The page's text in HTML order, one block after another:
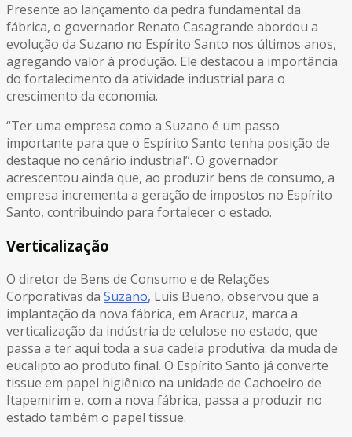
Presente ao lançamento da pedra fundamental da
fábrica, o governador Renato Casagrande abordou a
evolução da Suzano no Espírito Santo nos últimos anos,
agregando valor à produção. Ele destacou a importância
do fortalecimento da atividade industrial para o
crescimento da economia.
“Ter uma empresa como a Suzano é um passo
importante para que o Espírito Santo tenha posição de
destaque no cenário industrial”. O governador
acrescentou ainda que, ao produzir bens de consumo, a
empresa incrementa a geração de impostos no Espírito
Santo, contribuindo para fortalecer o estado.
Verticalização
O diretor de Bens de Consumo e de Relações
Corporativas da Suzano, Luís Bueno, observou que a
implantação da nova fábrica, em Aracruz, marca a
verticalização da indústria de celulose no estado, que
passa a ter aqui toda a sua cadeia produtiva: da muda de
eucalipto ao produto final. O Espírito Santo já converte
tissue em papel higiênico na unidade de Cachoeiro de
Itapemirim e, com a nova fábrica, passa a produzir no
estado também o papel tissue.